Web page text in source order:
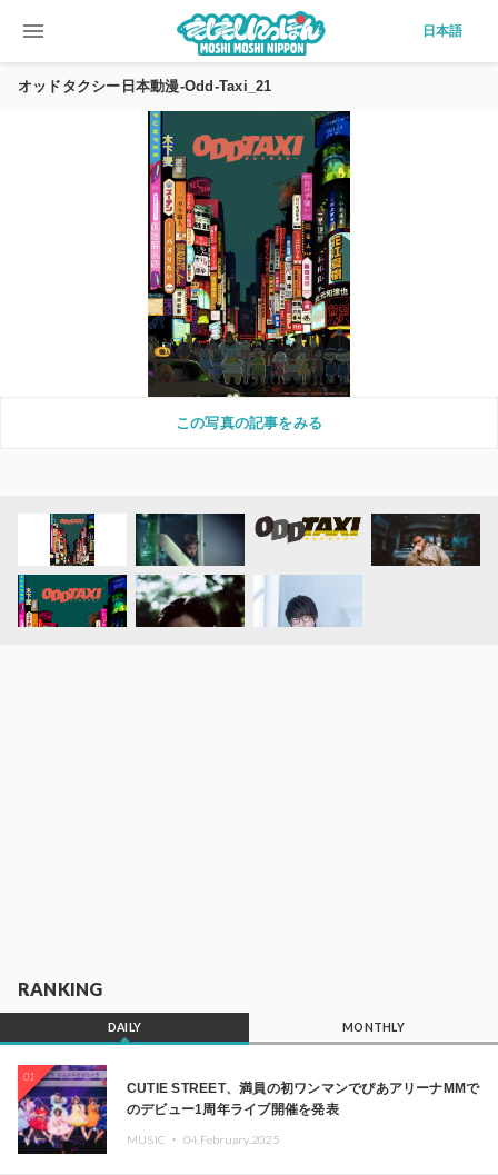
menu 日本語
オッドタクシー日本動漫-Odd-Taxi_21
この写真の記事をみる
RANKING
DAILY MONTHLY
01
CUTIE STREET、満員の初ワンマンでぴあアリーナMMで
のデビュー1周年ライブ開催を発表
MUSIC ・ 04.February.2025